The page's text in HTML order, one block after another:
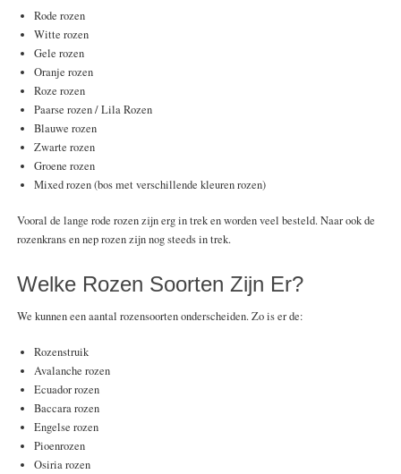
Rode rozen
Witte rozen
Gele rozen
Oranje rozen
Roze rozen
Paarse rozen / Lila Rozen
Blauwe rozen
Zwarte rozen
Groene rozen
Mixed rozen (bos met verschillende kleuren rozen)
Vooral de lange rode rozen zijn erg in trek en worden veel besteld. Naar ook de
rozenkrans en nep rozen zijn nog steeds in trek.
Welke Rozen Soorten Zijn Er?
We kunnen een aantal rozensoorten onderscheiden. Zo is er de:
Rozenstruik
Avalanche rozen
Ecuador rozen
Baccara rozen
Engelse rozen
Pioenrozen
Osiria rozen